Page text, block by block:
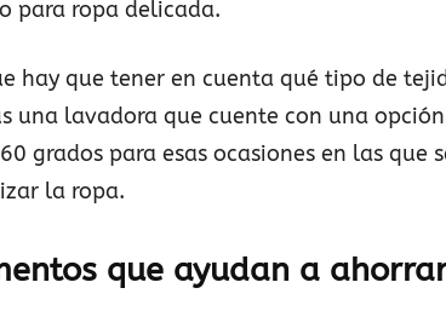
para ropa delicada.
hay que tener en cuenta qué tipo de
una lavadora que cuente con una
grados para esas ocasiones en las que
la ropa.
que ayudan a